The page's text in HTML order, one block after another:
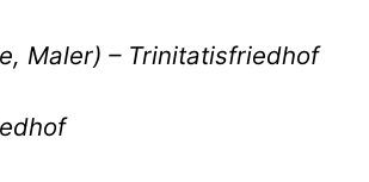
Maler) – Trinitatisfriedhof